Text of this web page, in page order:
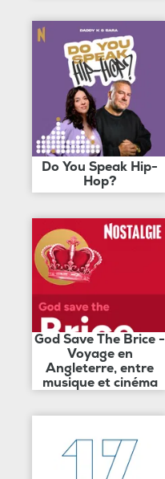
Do You Speak Hip-
Hop?
God Save The Brice -
Voyage en
Angleterre, entre
musique et cinéma